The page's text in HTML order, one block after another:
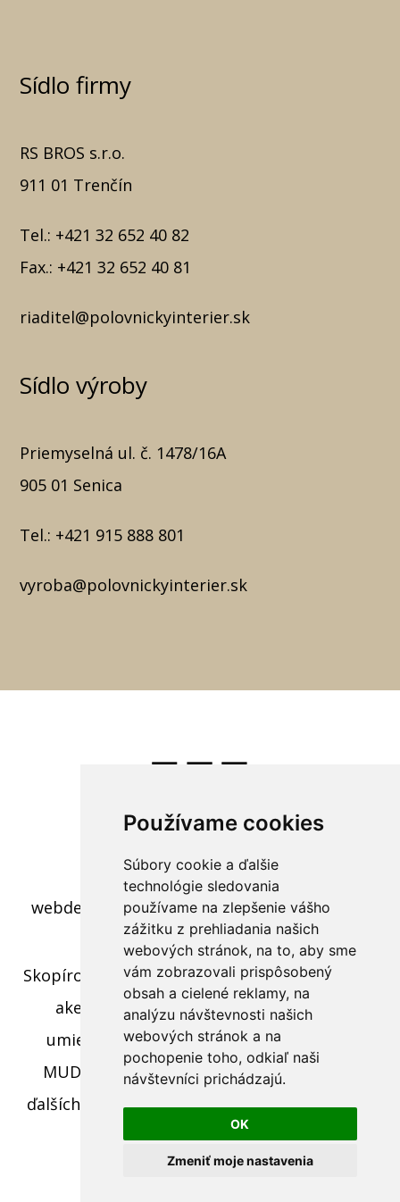
Používame cookies
Súbory cookie a ďalšie
technológie sledovania
používame na zlepšenie vášho
zážitku z prehliadania našich
webových stránok, na to, aby sme
vám zobrazovali prispôsobený
obsah a cielené reklamy, na
analýzu návštevnosti našich
webových stránok a na
pochopenie toho, odkiaľ naši
návštevníci prichádzajú.
OK
Zmeniť moje nastavenia
Sídlo firmy
RS BROS s.r.o.
911 01 Trenčín
Tel.: +421 32 652 40 82
Fax.: +421 32 652 40 81
riaditel@polovnickyinterier.sk
Sídlo výroby
Priemyselná ul. č. 1478/16A
905 01 Senica
Tel.: +421 915 888 801
vyroba@polovnickyinterier.sk
c) 2022 - Polovnícky interier
webdesign: Tomáš Levčíkpre RS BROS s.r.o.
Skopírovaním textu, časti textu alebo fotiek z
akejkoľvek stránky tohto webu a jeho
umiestnením na iný web porušíte práva
MUDr. Romana Sokola, MPH ako aj práva
ďalších osôb zúčastnených na tvorbe obsahu
pre tento web.